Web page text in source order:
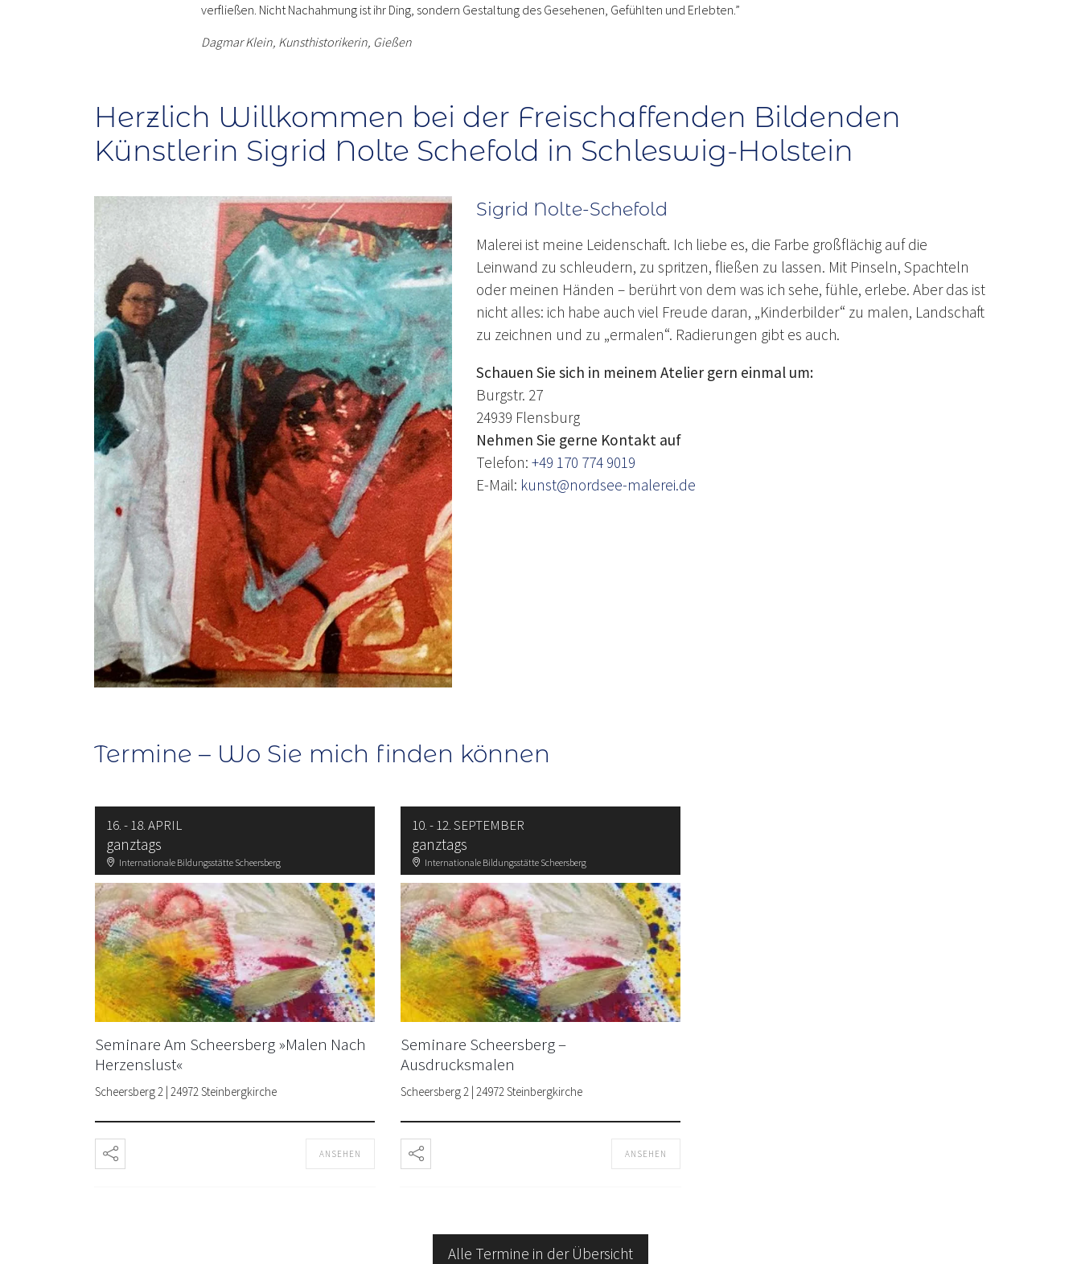
verfließen. Nicht Nachahmung ist ihr Ding, sondern Gestaltung des Gesehenen, Gefühlten und Erlebten.”
Dagmar Klein, Kunsthistorikerin, Gießen
Herzlich Willkommen bei der Freischaffenden Bildenden
Künstlerin Sigrid Nolte Schefold in Schleswig-Holstein
Sigrid Nolte-Schefold
Malerei ist meine Leidenschaft. Ich liebe es, die Farbe großflächig auf die
Leinwand zu schleudern, zu spritzen, fließen zu lassen. Mit Pinseln, Spachteln
oder meinen Händen – berührt von dem was ich sehe, fühle, erlebe. Aber das ist
nicht alles: ich habe auch viel Freude daran, „Kinderbilder“ zu malen, Landschaft
zu zeichnen und zu „ermalen“. Radierungen gibt es auch.
Schauen Sie sich in meinem Atelier gern einmal um:
Burgstr. 27
24939 Flensburg
Nehmen Sie gerne Kontakt auf
Telefon: +49 170 774 9019
E-Mail: kunst@nordsee-malerei.de
Termine – Wo Sie mich finden können
16. - 18. APRIL
ganztags
Internationale Bildungsstätte Scheersberg
Seminare Am Scheersberg »Malen Nach
Herzenslust«
Scheersberg 2 | 24972 Steinbergkirche
ANSEHEN
10. - 12. SEPTEMBER
ganztags
Internationale Bildungsstätte Scheersberg
Seminare Scheersberg –
Ausdrucksmalen
Scheersberg 2 | 24972 Steinbergkirche
ANSEHEN
Alle Termine in der Übersicht